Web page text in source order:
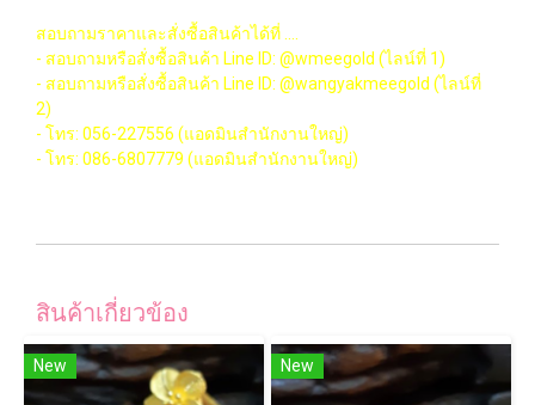
สอบถามราคาและสั่งซื้อสินค้าได้ที่ ....
- สอบถามหรือสั่งซื้อสินค้า Line ID: @wmeegold (ไลน์ที่ 1)
- สอบถามหรือสั่งซื้อสินค้า Line ID: @wangyakmeegold (ไลน์ที่
2)
- โทร: 056-227556 (แอดมินสำนักงานใหญ่)
- โทร: 086-6807779 (แอดมินสำนักงานใหญ่)
สินค้าเกี่ยวข้อง
New New